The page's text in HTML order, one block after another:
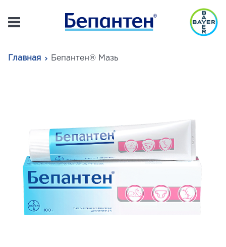
Главная Бепантен® Мазь